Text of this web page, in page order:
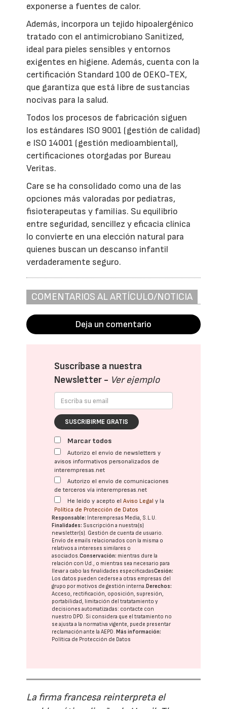
exponerse a fuentes de calor.
Además, incorpora un tejido hipoalergénico
tratado con el antimicrobiano Sanitized,
ideal para pieles sensibles y entornos
exigentes en higiene. Además, cuenta con la
certificación Standard 100 de OEKO-TEX,
que garantiza que está libre de sustancias
nocivas para la salud.
Todos los procesos de fabricación siguen
los estándares ISO 9001 (gestión de calidad)
e ISO 14001 (gestión medioambiental),
certificaciones otorgadas por Bureau
Veritas.
Care se ha consolidado como una de las
opciones más valoradas por pediatras,
fisioterapeutas y familias. Su equilibrio
entre seguridad, sencillez y eficacia clínica
lo convierte en una elección natural para
quienes buscan un descanso infantil
verdaderamente seguro.
COMENTARIOS AL ARTÍCULO/NOTICIA
Deja un comentario
Suscríbase a nuestra
Newsletter - Ver ejemplo
SUSCRIBIRME GRATIS
Marcar todos
Autorizo el envío de newsletters y
avisos informativos personalizados de
interempresas.net
Autorizo el envío de comunicaciones
de terceros vía interempresas.net
He leído y acepto elAviso Legal y la
Política de Protección de Datos
Responsable: Interempresas Media, S.L.U.
Finalidades: Suscripción a nuestra(s)
newsletter(s). Gestión de cuenta de usuario.
Envío de emails relacionados con la misma o
relativos a intereses similares o
asociados.Conservación: mientras dure la
relación con Ud., o mientras sea necesario para
llevar a cabo las finalidades especificadasCesión:
Los datos pueden cederse a otras empresas del
grupo por motivos de gestión interna. Derechos:
Acceso, rectificación, oposición, supresión,
portabilidad, limitación del tratatamiento y
decisiones automatizadas: contacte con
nuestro DPD. Si considera que el tratamiento no
se ajusta a la normativa vigente, puede presentar
reclamación ante laAEPD. Más información:
Política de Protección de Datos
La firma francesa reinterpreta el